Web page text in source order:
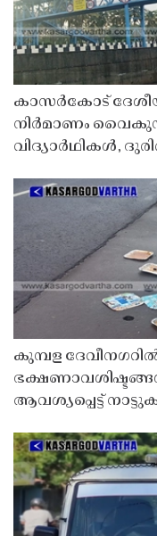
കാസർകോട്
നിർമാണം
വിദ്യാർഥികൾ,
കുമ്പള
ആവശ്യപ്പെട്ട്